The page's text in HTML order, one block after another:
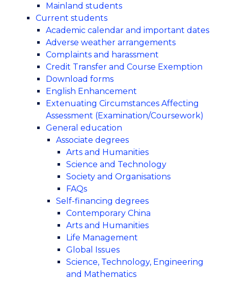
Mainland students
Current students
Academic calendar and important dates
Adverse weather arrangements
Complaints and harassment
Credit Transfer and Course Exemption
Download forms
English Enhancement
Extenuating Circumstances Affecting
Assessment (Examination/Coursework)
General education
Associate degrees
Arts and Humanities
Science and Technology
Society and Organisations
FAQs
Self-financing degrees
Contemporary China
Arts and Humanities
Life Management
Global Issues
Science, Technology, Engineering
and Mathematics